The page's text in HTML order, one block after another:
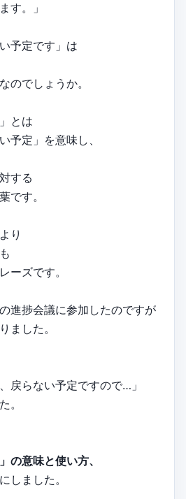
す。」
予定です」は
のでしょうか。
とは
予定」を意味し、
する
です。
り
ーズです。
進捗会議に参加したのですが
ました。
戻らない予定ですので…」
。
の意味と使い方、
しました。